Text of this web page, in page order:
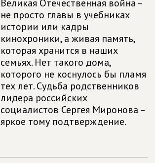
Великая Отечественная война –
не просто главы в учебниках
истории или кадры
кинохроники, а живая память,
которая хранится в наших
семьях. Нет такого дома,
которого не коснулось бы пламя
тех лет. Судьба родственников
лидера российских
социалистов Сергея Миронова –
яркое тому подтверждение.